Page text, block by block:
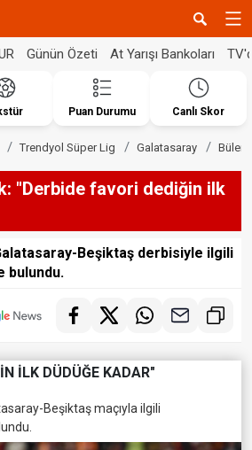
Günün Özeti At Yarışı Bankoları
Puan Durumu Canlı Skor
Trendyol Süper Lig Galatasaray
"Derbide favori dediğin ilk
Beşiktaş derbisiyle ilgili
bulundu.
İLK DÜDÜĞE KADAR"
Beşiktaş maçıyla ilgili